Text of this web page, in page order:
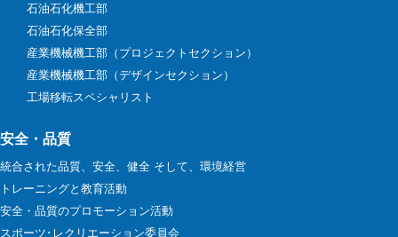
石油石化機工部
石油石化保全部
産業機械機工部（プロジェクトセクション）
産業機械機工部（デザインセクション）
工場移転スペシャリスト
安全・品質
統合された品質、安全、健全 そして、環境経営
トレーニングと教育活動
安全・品質のプロモーション活動
スポーツ･レクリエーション委員会